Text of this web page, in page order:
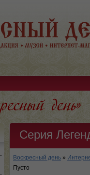
Серия
Воскресный день »
Пусто